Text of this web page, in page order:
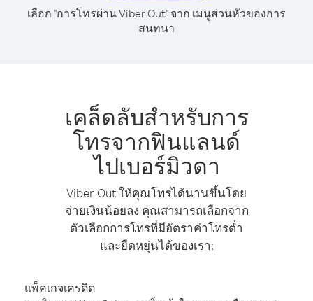
เลือก "การโทรผ่าน Viber Out" จาก เมนูส่วนหัวของการ
สนทนา
เคล็ดลับสำหรับการ
โทรจากฟินแลนด์
ไปเบอร์มิวดา
Viber Out ให้คุณโทรได้นานขึ้นโดย
จ่ายเงินน้อยลง คุณสามารถเลือกจาก
ตัวเลือกการโทรที่มีอัตราค่าโทรต่ำ
และยืดหยุ่นได้ของเรา:
แพ็คเกจเครดิต